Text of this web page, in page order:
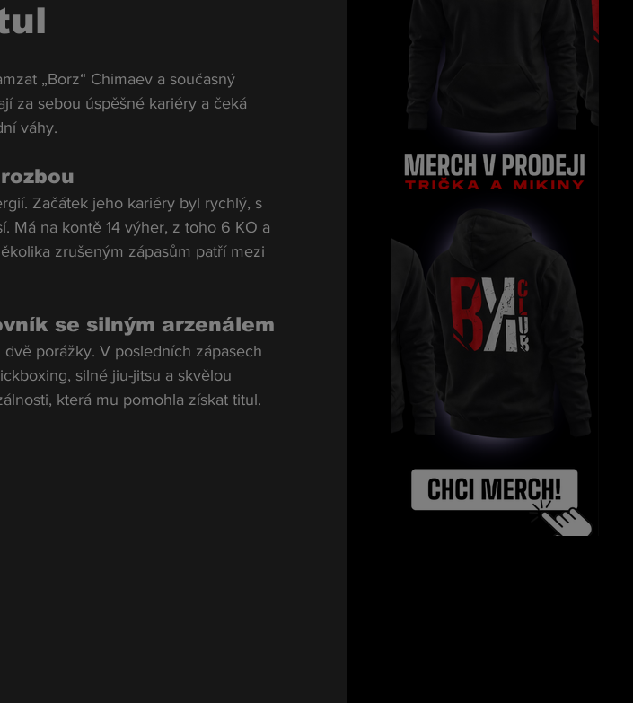
„Borz“ Chimaev a současný
za sebou úspěšné kariéry a čeká
váhy.
Začátek jeho kariéry byl rychlý, s
Má na kontě 14 výher, z toho 6 KO a
zrušeným zápasům patří mezi
se silným arzenálem
porážky. V posledních zápasech
silné jiu-jitsu a skvělou
která mu pomohla získat titul.